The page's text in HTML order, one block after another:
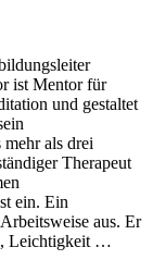
ist Mentor für
und gestaltet
als drei
Therapeut
ein. Ein
aus. Er
Leichtigkeit …